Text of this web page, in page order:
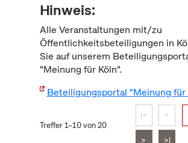
Hinweis:
Alle Veranstaltungen mit/zu
Öffentlichkeitsbeteiligungen in
Sie auf unserem
"Meinung für Köln".
Beteiligungsportal "Meinung für
Treffer 1–10 von 20
|< <
> >|